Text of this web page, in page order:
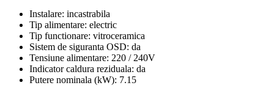
Instalare: incastrabila
Tip alimentare: electric
Tip functionare: vitroceramica
Sistem de siguranta OSD: da
Tensiune alimentare: 220 / 240V
Indicator caldura reziduala: da
Putere nominala (kW): 7.15